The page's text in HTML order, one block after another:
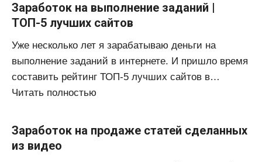
Заработок на выполнение заданий |
ТОП-5 лучших сайтов
Уже несколько лет я зарабатываю деньги на
выполнение заданий в интернете. И пришло время
составить рейтинг ТОП-5 лучших сайтов в…
Читать полностью
Заработок на продаже статей сделанных
из видео